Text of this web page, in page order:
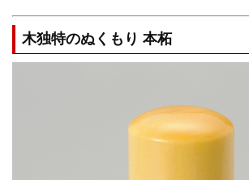
木独特のぬくもり 本柘